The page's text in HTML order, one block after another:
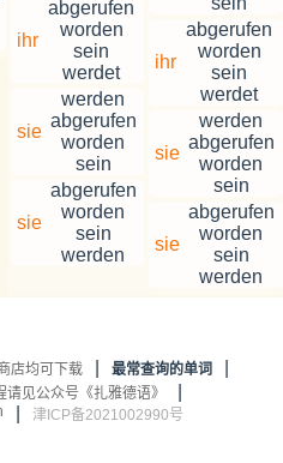
ihr
abgerufen
worden
sein
werdet
sie
werden
abgerufen
worden
sein
sie
abgerufen
worden
sein
werden
ihr
abgerufen
worden
sein
werdet
sie
werden
abgerufen
worden
sein
sie
abgerufen
worden
sein
werden
店均可下载 最常查询的单词
请见公众号《扎雅德语》
津ICP备2021002990号